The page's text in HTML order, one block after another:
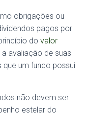
obrigações ou
pagos por
do valor
a avaliação de suas
um fundo possui
não devem ser
estelar do